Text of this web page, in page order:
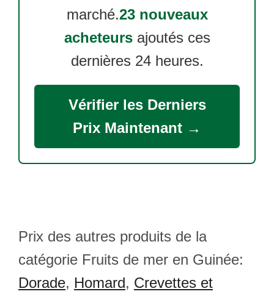
marché.23 nouveaux
acheteursajoutés ces
dernières 24 heures.
Vérifier les Derniers
Prix Maintenant →
Prix des autres produits de la
catégorie Fruits de mer en Guinée:
Dorade, Homard, Crevettes et